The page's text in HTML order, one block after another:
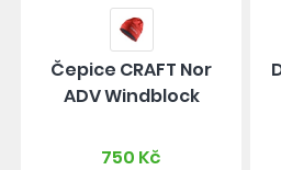
Čepice CRAFT Nor
ADV Windblock
750 Kč